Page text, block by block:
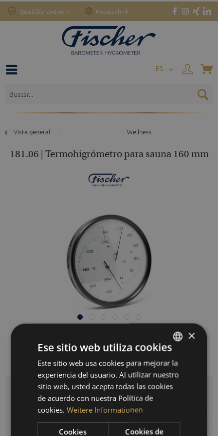
Qualitätshandwerk Messtechnik
ES
Vista general Wellness
181.06 | Termohigrómetro para sauna 160 mm
Precios incl. IVA legalmás gastos de envío
Listo para envío inmediato, tiempo de entrega 3-10 días hábiles
Cantidad
AÑADIR A LA CESTA DE LA COMPRA
GERMAN
ENGLISH
×
Ese sitio web utiliza cookies
Este sitio web usa cookies para mejorar la
experiencia del usuario. Al utilizar nuestro
sitio web, usted acepta todas las cookies
de acuerdo con nuestra Política de
cookies. Weitere Informationen
Cookies
Cookies de